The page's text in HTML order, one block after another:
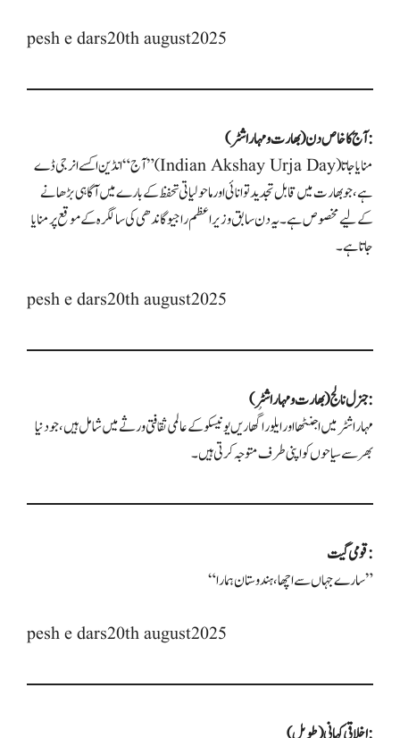
pesh e dars20th august2025
آج کا خاص دن (بھارت و مہاراشٹر):
آج “انڈین اکسے انرجی ڈے” (Indian Akshay Urja Day) منایا جاتا
ہے، جو بھارت میں قابل تجدید توانائی اور ماحولیاتی تحفظ کے بارے میں آگاہی بڑھانے
کے لیے مخصوص ہے۔ یہ دن سابق وزیر اعظم راجیو گاندھی کی سالگرہ کے موقع پر منایا
جاتا ہے۔
pesh e dars20th august2025
جنرل نالج (بھارت و مہاراشٹر):
مہاراشٹر میں اجنٹھا اور ایلورا گُھاریں یونیسکو کے عالمی ثقافتی ورثے میں شامل ہیں، جو دنیا
بھر سے سیاحوں کو اپنی طرف متوجہ کرتی ہیں۔
قومی گیت:
“سارے جہاں سے اچھا، ہندوستان ہمارا”
pesh e dars20th august2025